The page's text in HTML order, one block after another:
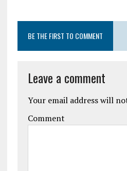
BE THE FIRST TO COMMENT
Leave a comment
Your email address will
Comment